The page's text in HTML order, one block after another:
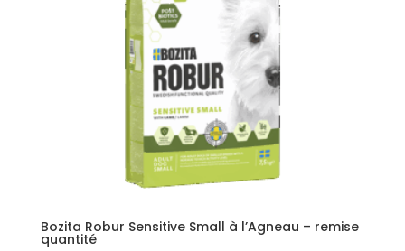
Bozita Robur Sensitive Small à l’Agneau – remise
quantité